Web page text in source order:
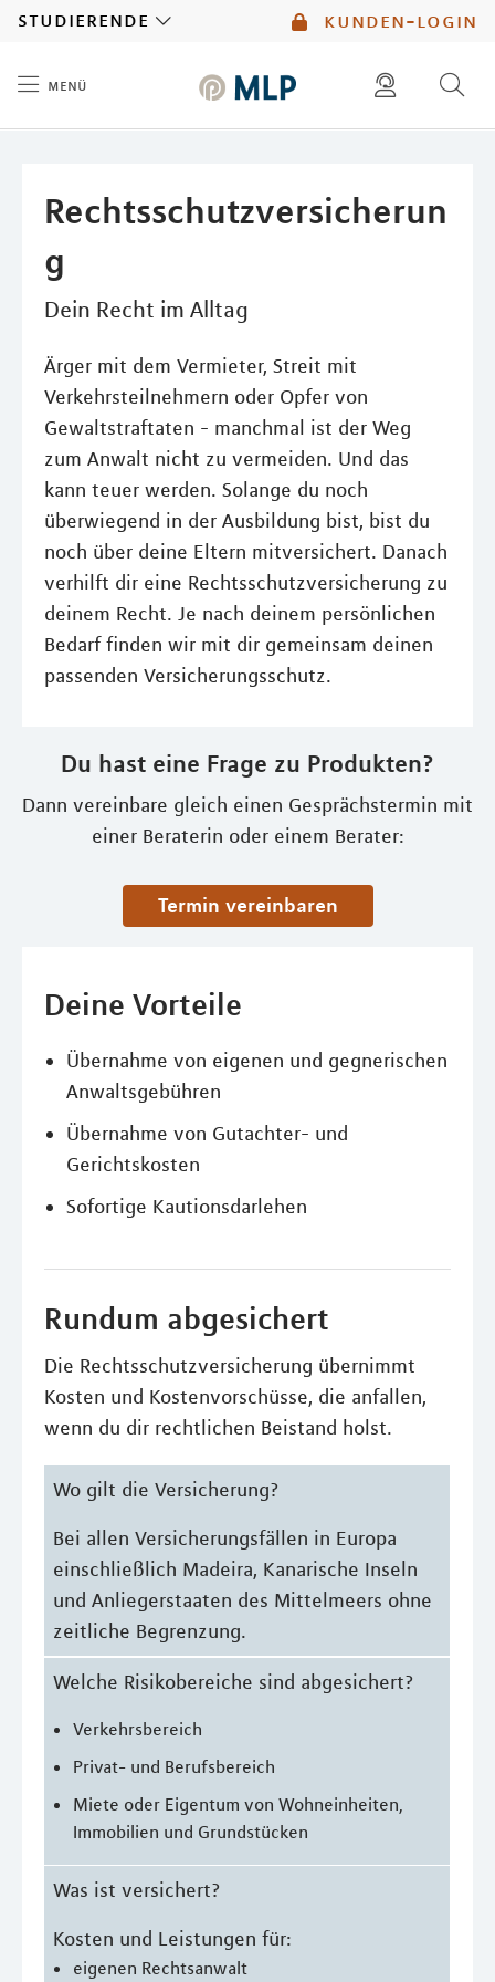
kunden-login
studierende
menü
Rechtsschutzversicherun
g
Dein Recht im Alltag
Ärger mit dem Vermieter, Streit mit
Verkehrsteilnehmern oder Opfer von
Gewaltstraftaten - manchmal ist der Weg
zum Anwalt nicht zu vermeiden. Und das
kann teuer werden. Solange du noch
überwiegend in der Ausbildung bist, bist du
noch über deine Eltern mitversichert. Danach
verhilft dir eine Rechtsschutzversicherung zu
deinem Recht. Je nach deinem persönlichen
Bedarf finden wir mit dir gemeinsam deinen
passenden Versicherungsschutz.
Du hast eine Frage zu Produkten?
Dann vereinbare gleich einen Gesprächstermin mit
einer Beraterin oder einem Berater:
Termin vereinbaren
Deine Vorteile
Übernahme von eigenen und gegnerischen
Anwaltsgebühren
Übernahme von Gutachter- und
Gerichtskosten
Sofortige Kautionsdarlehen
Rundum abgesichert
Die Rechtsschutzversicherung übernimmt
Kosten und Kostenvorschüsse, die anfallen,
wenn du dir rechtlichen Beistand holst.
Wo gilt die Versicherung?
Bei allen Versicherungsfällen in Europa
einschließlich Madeira, Kanarische Inseln
und Anliegerstaaten des Mittelmeers ohne
zeitliche Begrenzung.
Welche Risikobereiche sind abgesichert?
Verkehrsbereich
Privat- und Berufsbereich
Miete oder Eigentum von Wohneinheiten,
Immobilien und Grundstücken
Was ist versichert?
Kosten und Leistungen für:
eigenen Rechtsanwalt